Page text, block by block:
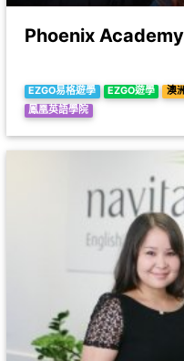
Phoenix
EZGO易格遊學 EZGO遊學 澳
鳳凰英語學院